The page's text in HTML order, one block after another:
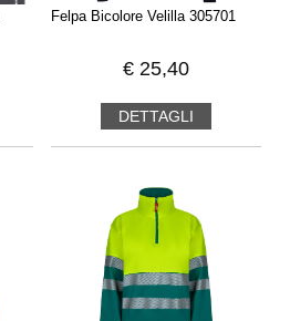
Felpa Bicolore Velilla 305701
€ 25,40
DETTAGLI